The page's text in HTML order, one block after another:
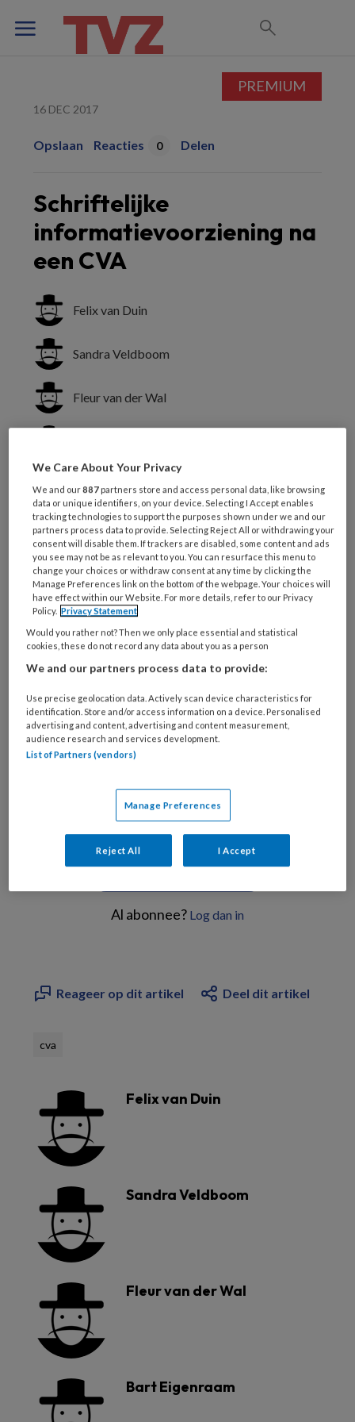
16 DEC 2017
Opslaan Reacties 0 Delen
Schriftelijke
informatievoorziening na
een CVA
Felix van Duin
Sandra Veldboom
Fleur van der Wal
Bianca Buijck
Wanneer is de schriftelijke
informatievoorziening aan CVA-
patiënten optimaal? Drie studenten
hbo-v van de Hogeschool Rotterdam
deden er onderzoek naar, in opdracht
van de Rotterdam Stroke Service.
Zij vroegen ervaringsdeskundigen naar hun
behoeften,
PREMIUM
Al abonnee? Log dan in
PREMIUM
Reageer op dit artikel Deel dit artikel
cva
Felix van Duin
Sandra Veldboom
Fleur van der Wal
Bart Eigenraam
We Care About Your Privacy
We and our887 partners store and access personal data, like browsing
data or unique identifiers, on your device. Selecting I Accept enables
tracking technologies to support the purposes shown under we and our
partners process data to provide. Selecting Reject All or withdrawing your
consent will disable them. If trackers are disabled, some content and ads
you see may not be as relevant to you. You can resurface this menu to
change your choices or withdraw consent at any time by clicking the
Manage Preferences link on the bottom of the webpage. Your choices will
have effect within our Website. For more details, refer to our Privacy
Policy. Privacy Statement
Would you rather not? Then we only place essential and statistical
cookies, these do not record any data about you as a person
We and our partners process data to provide:
Use precise geolocation data. Actively scan device characteristics for
identification. Store and/or access information on a device. Personalised
advertising and content, advertising and content measurement,
audience research and services development.
List of Partners (vendors)
Manage Preferences
Reject All I Accept